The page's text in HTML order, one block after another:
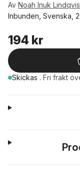
Av Noah Inuk
Inbunden, Svenska,
194 kr
Skickas . Fri frakt